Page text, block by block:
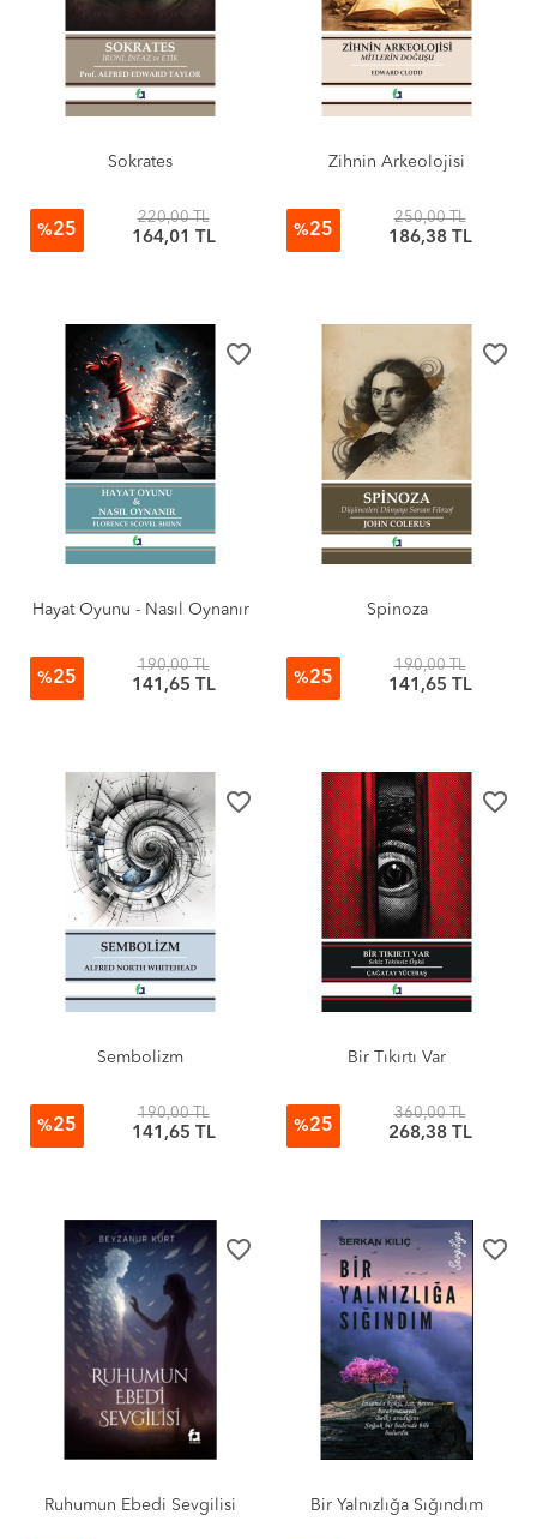
Sokrates
%25
220,00 TL
164,01 TL
Zihnin Arkeolojisi
%25
250,00 TL
186,38 TL
favorite_border
Hayat Oyunu - Nasıl Oynanır
%25
190,00 TL
141,65 TL
favorite_border
Spinoza
%25
190,00 TL
141,65 TL
favorite_border
Sembolizm
%25
190,00 TL
141,65 TL
favorite_border
Bir Tıkırtı Var
%25
360,00 TL
268,38 TL
favorite_border
Ruhumun Ebedi Sevgilisi
favorite_border
Bir Yalnızlığa Sığındım